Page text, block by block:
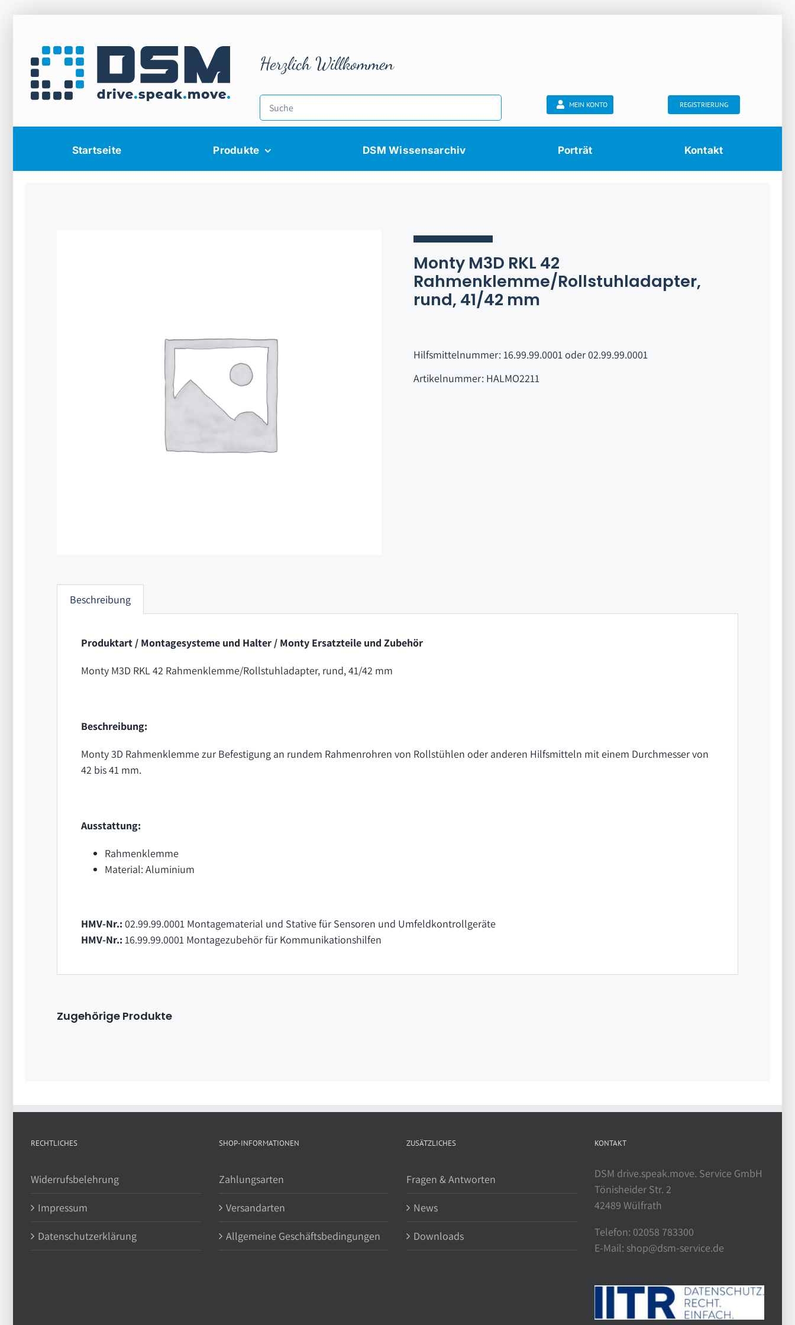
Herzlich Willkommen
MEIN KONTO REGISTRIERUNG
Startseite Produkte DSM Wissensarchiv Porträt Kontakt
Monty M3D RKL 42
Rahmenklemme/Rollstuhladapter,
rund, 41/42 mm
Hilfsmittelnummer: 16.99.99.0001 oder 02.99.99.0001
Artikelnummer: HALMO2211
Beschreibung
Produktart / Montagesysteme und Halter / Monty Ersatzteile und Zubehör
Monty M3D RKL 42 Rahmenklemme/Rollstuhladapter, rund, 41/42 mm
Beschreibung:
Monty 3D Rahmenklemme zur Befestigung an rundem Rahmenrohren von Rollstühlen oder anderen Hilfsmitteln mit einem Durchmesser von
42 bis 41 mm.
Ausstattung:
Rahmenklemme
Material: Aluminium
HMV-Nr.: 02.99.99.0001 Montagematerial und Stative für Sensoren und Umfeldkontrollgeräte
HMV-Nr.: 16.99.99.0001 Montagezubehör für Kommunikationshilfen
Zugehörige Produkte
RECHTLICHES
Widerrufsbelehrung
Impressum
Datenschutzerklärung
SHOP-INFORMATIONEN
Zahlungsarten
Versandarten
Allgemeine Geschäftsbedingungen
ZUSÄTZLICHES
Fragen & Antworten
News
Downloads
KONTAKT
DSM drive.speak.move. Service GmbH
Tönisheider Str. 2
42489 Wülfrath
Telefon: 02058 783300
E-Mail: shop@dsm-service.de